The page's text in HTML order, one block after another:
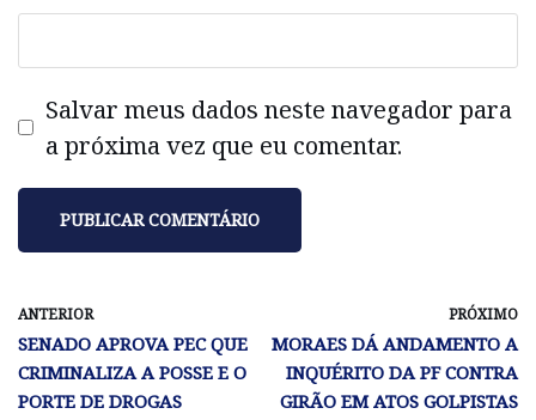
Salvar meus dados neste navegador para
a próxima vez que eu comentar.
ANTERIOR
SENADO APROVA PEC QUE
CRIMINALIZA A POSSE E O
PORTE DE DROGAS
PRÓXIMO
MORAES DÁ ANDAMENTO A
INQUÉRITO DA PF CONTRA
GIRÃO EM ATOS GOLPISTAS